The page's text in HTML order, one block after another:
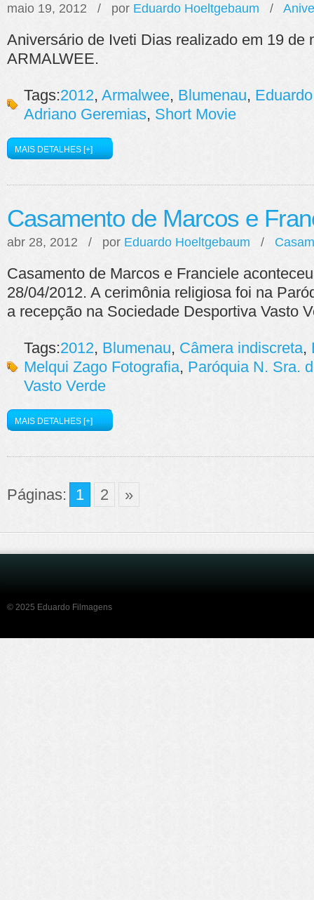
maio 19, 2012 / por Eduardo Hoeltgebaum /
Aniversário de Iveti Dias realizado em 19 de
ARMALWEE.
Tags:2012, Armalwee, Blumenau,
Adriano Geremias, Short Movie
MAIS DETALHES [+]
Casamento de Marcos e
abr 28, 2012 / por Eduardo Hoeltgebaum /
Casamento de Marcos e Franciele
28/04/2012. A cerimônia religiosa foi na
a recepção na Sociedade Desportiva Vasto
Tags:2012, Blumenau, Câmera indiscreta,
Melqui Zago Fotografia, Paróquia N. Sra.
Vasto Verde
MAIS DETALHES [+]
Páginas: 1 2 »
© 2025 Eduardo Filmagens